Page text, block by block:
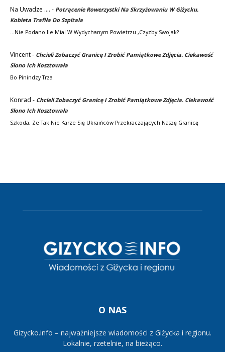
Na Uwadze .... - Potrącenie Rowerzystki Na Skrzyżowaniu W Giżycku.
Kobieta Trafiła Do Szpitala
...nie Podano Ile Mial W Wydychanym Powietrzu ,czyzby Swojak?
Vincent- Chcieli Zobaczyć Granicę I Zrobić Pamiątkowe Zdjęcia. Ciekawość
Słono Ich Kosztowała
Bo Pinindzy Trza .
Konrad - Chcieli Zobaczyć Granicę I Zrobić Pamiątkowe Zdjęcia. Ciekawość
Słono Ich Kosztowała
Szkoda, Ze Tak Nie Karze Się Ukraińców Przekraczających Naszę Granicę
O NAS
Gizycko.info – najważniejsze wiadomości z Giżycka i regionu.
Lokalnie, rzetelnie, na bieżąco.